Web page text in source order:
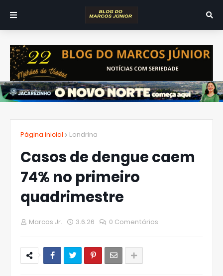
Página inicial Londrina
Casos de dengue caem
74% no primeiro
quadrimestre
Marcos Jr. 3.6.26 0 Comentários